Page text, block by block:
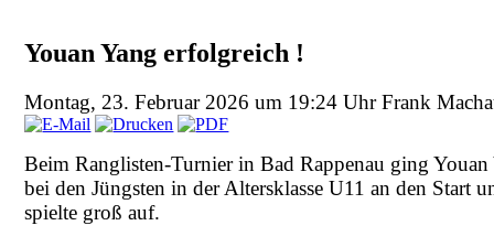
Youan Yang erfolgreich !
Montag, 23. Februar 2026 um 19:24 UhrFrank
Beim Ranglisten-Turnier in Bad Rappenau ging Youan
bei den Jüngsten in der Altersklasse U11 an den Start
spielte groß auf.